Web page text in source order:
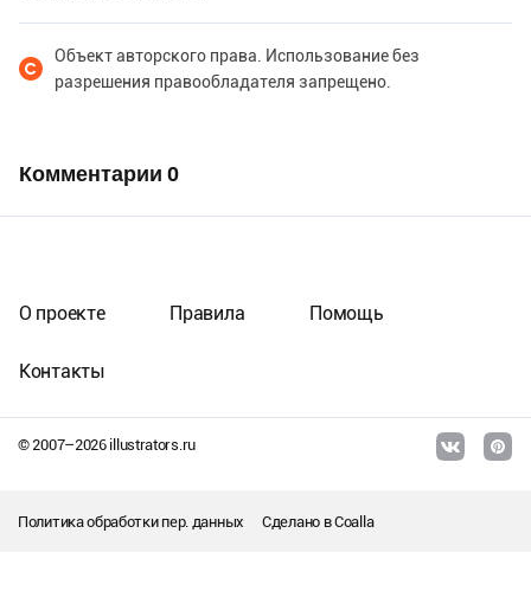
Объект авторского права. Использование без
разрешения правообладателя запрещено.
Комментарии 0
© 2007–2026illustrators.ru
О проекте Правила Помощь
Контакты
Политика обработки пер. данных Сделано вCoalla